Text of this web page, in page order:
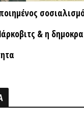
ανάπτυξη εξυπηρετεί
ποτέ τους φτωχούς